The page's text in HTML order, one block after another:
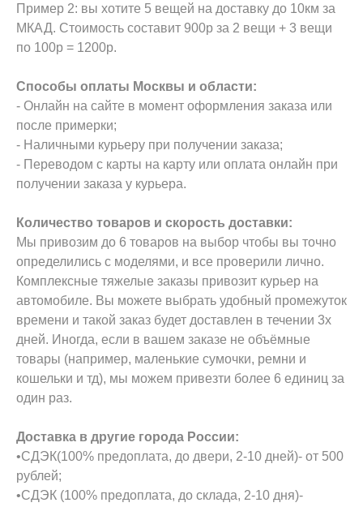
Пример 2: вы хотите 5 вещей на доставку до 10км за
МКАД. Стоимость составит 900р за 2 вещи + 3 вещи
по 100р = 1200р.
Способы оплаты Москвы и области:
- Онлайн на сайте в момент оформления заказа или
после примерки;
- Наличными курьеру при получении заказа;
- Переводом с карты на карту или оплата онлайн при
получении заказа у курьера.
Количество товаров и скорость доставки:
Мы привозим до 6 товаров на выбор чтобы вы точно
определились с моделями, и все проверили лично.
Комплексные тяжелые заказы привозит курьер на
автомобиле. Вы можете выбрать удобный промежуток
времени и такой заказ будет доставлен в течении 3х
дней. Иногда, если в вашем заказе не объёмные
товары (например, маленькие сумочки, ремни и
кошельки и тд), мы можем привезти более 6 единиц за
один раз.
Доставка в другие города России:
•СДЭК(100% предоплата, до двери, 2-10 дней)- от 500
рублей;
•СДЭК (100% предоплата, до склада, 2-10 дня)-